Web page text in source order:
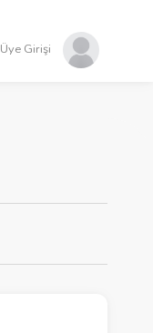
Üye Girişi